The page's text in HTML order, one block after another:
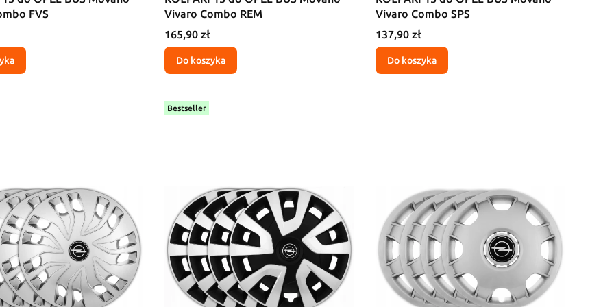
FVS
Vivaro Combo REM
Cena
165,90 zł
Do koszyka
Vivaro Combo SPS
Cena
137,90 zł
Do koszyka
Bestseller